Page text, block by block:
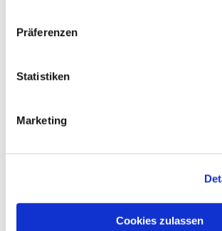
Präferenzen
Statistiken
Marketing
Cookies zulassen
Dies könnte Sie